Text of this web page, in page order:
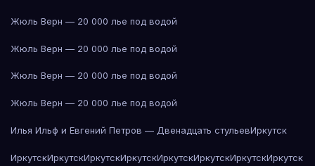
Жюль Верн — 20 000 лье под водой
Жюль Верн — 20 000 лье под водой
Жюль Верн — 20 000 лье под водой
Жюль Верн — 20 000 лье под водой
Илья Ильф и Евгений Петров — Двенадцать стульевИркутск
ИркутскИркутскИркутскИркутскИркутскИркутскИркутскИркутск